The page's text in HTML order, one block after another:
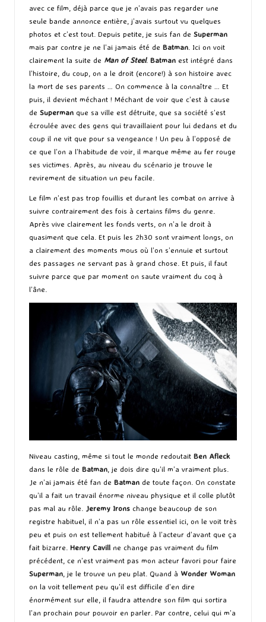
avec ce film, déjà parce que je n’avais pas regarder une
seule bande annonce entière, j’avais surtout vu quelques
photos et c’est tout. Depuis petite, je suis fan de Superman
mais par contre je ne l’ai jamais été de Batman . Ici on voit
clairement la suite de Man of Steel. Batman est intégré dans
l’histoire, du coup, on a le droit (encore!) à son histoire avec
la mort de ses parents … On commence à la connaître … Et
puis, il devient méchant ! Méchant de voir que c’est à cause
de Superman que sa ville est détruite, que sa société s’est
écroulée avec des gens qui travaillaient pour lui dedans et du
coup il ne vit que pour sa vengeance ! Un peu à l’opposé de
ce que l’on a l’habitude de voir, il marque même au fer rouge
ses victimes. Après, au niveau du scénario je trouve le
revirement de situation un peu facile.
Le film n’est pas trop fouillis et durant les combat on arrive à
suivre contrairement des fois à certains films du genre.
Après vive clairement les fonds verts, on n’a le droit à
quasiment que cela. Et puis les 2h30 sont vraiment longs, on
a clairement des moments mous où l’on s’ennuie et surtout
des passages ne servant pas à grand chose. Et puis, il faut
suivre parce que par moment on saute vraiment du coq à
l’âne.
Niveau casting, même si tout le monde redoutait Ben Afleck
dans le rôle de Batman, je dois dire qu’il m’a vraiment plus.
Je n’ai jamais été fan de Batman de toute façon. On constate
qu’il a fait un travail énorme niveau physique et il colle plutôt
pas mal au rôle. Jeremy Irons change beaucoup de son
registre habituel, il n’a pas un rôle essentiel ici, on le voit très
peu et puis on est tellement habitué à l’acteur d’avant que ça
fait bizarre. Henry Cavill ne change pas vraiment du film
précédent, ce n’est vraiment pas mon acteur favori pour faire
Superman, je le trouve un peu plat. Quand à Wonder Woman
on la voit tellement peu qu’il est difficile d’en dire
énormément sur elle, il faudra attendre son film qui sortira
l’an prochain pour pouvoir en parler. Par contre, celui qui m’a